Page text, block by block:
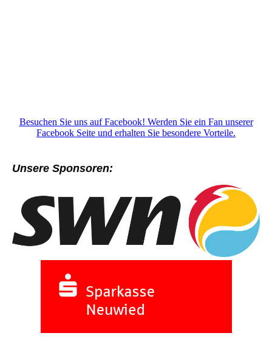
Besuchen Sie uns auf Facebook! Werden Sie ein Fan unserer
Facebook Seite und erhalten Sie besondere Vorteile.
Unsere Sponsoren: